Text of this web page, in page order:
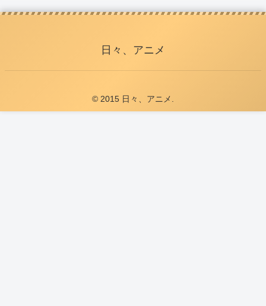
日々、アニメ
© 2015 日々、アニメ.